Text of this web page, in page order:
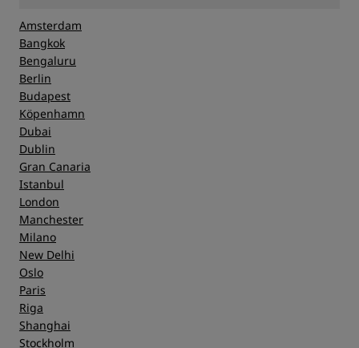
Amsterdam
Bangkok
Bengaluru
Berlin
Budapest
Köpenhamn
Dubai
Dublin
Gran Canaria
Istanbul
London
Manchester
Milano
New Delhi
Oslo
Paris
Riga
Shanghai
Stockholm